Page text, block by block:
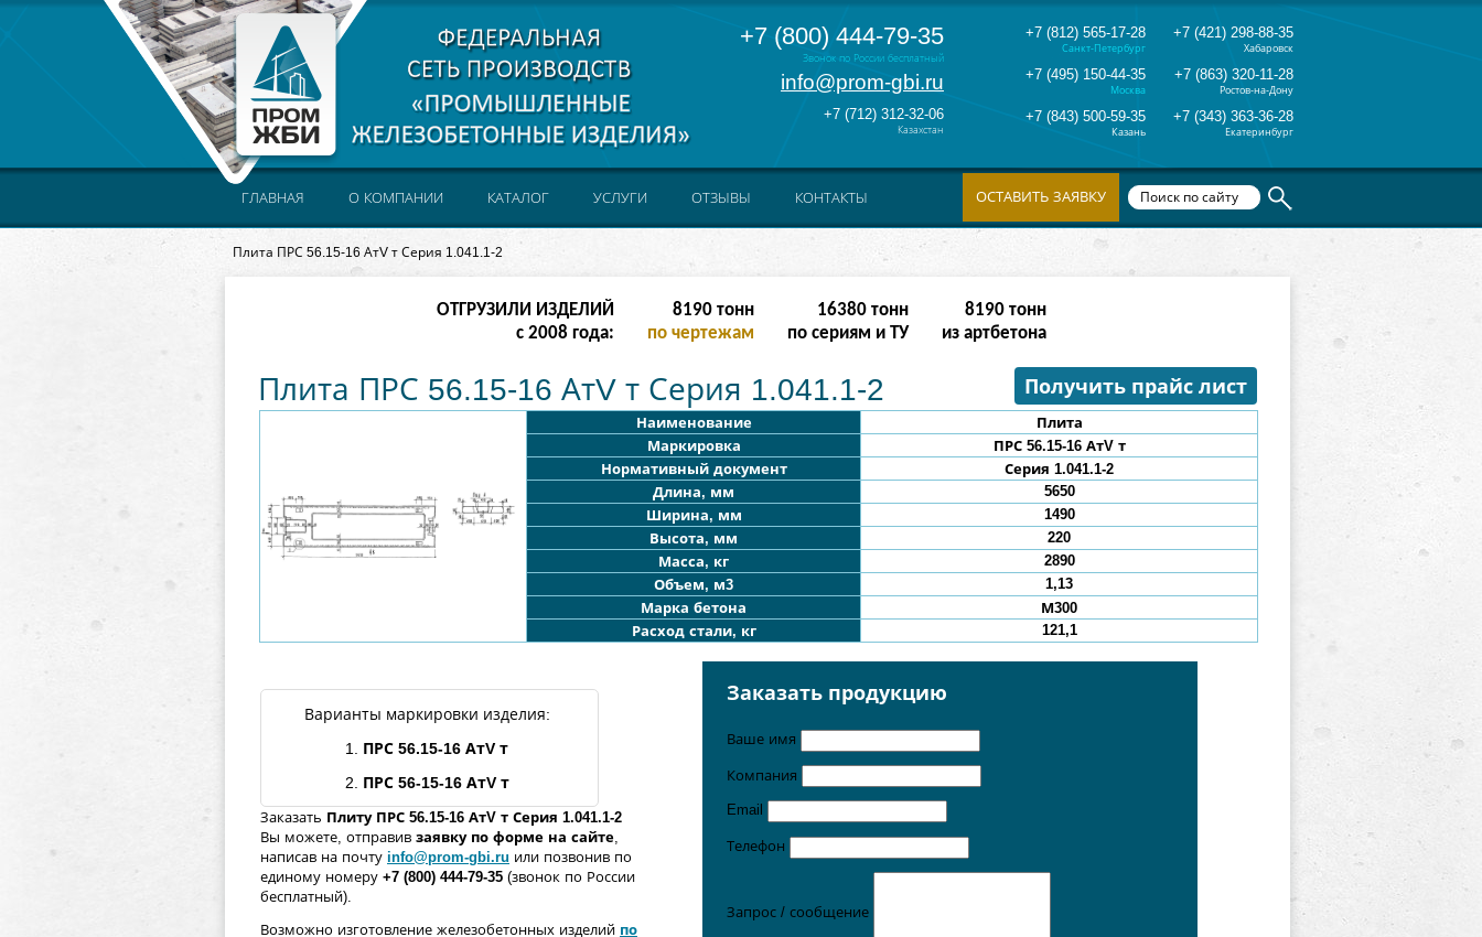
+7 (800) 444-79-35
Звонок по России бесплатный
info@prom-gbi.ru
+7 (712) 312-32-06
Казахстан
+7 (812) 565-17-28
Санкт-Петербург
+7 (421) 298-88-35
Хабаровск
+7 (495) 150-44-35
Москва
+7 (863) 320-11-28
Ростов-на-Дону
+7 (843) 500-59-35
Казань
+7 (343) 363-36-28
Екатеринбург
Плита ПРС 56.15-16 АтV т Серия 1.041.1-2
ГЛАВНАЯ О КОМПАНИИ КАТАЛОГ УСЛУГИ ОТЗЫВЫ КОНТАКТЫ ОСТАВИТЬ ЗАЯВКУ
ОТГРУЗИЛИ ИЗДЕЛИЙ
с 2008 года:
16382тонн
по чертежам
32764тонн
по сериям и ТУ
16382тонн
из артбетона
Получить прайс лист
Плита ПРС 56.15-16 АтV т Серия 1.041.1-2
Наименование
Плита
Маркировка
ПРС 56.15-16 АтV т
Нормативный документ
Серия 1.041.1-2
Длина, мм
5650
Ширина, мм
1490
Высота, мм
220
Масса, кг
2890
Объем, м3
1,13
Марка бетона
М300
Расход стали, кг
121,1
Варианты маркировки изделия:
1. ПРС 56.15-16 АтV т
2.
ПРС 56-15-16 АтV т
Заказать Плиту ПРС 56.15-16 АтV т Серия 1.041.1-2
Вы можете, отправив заявку по форме на сайте,
написав на почту info@prom-gbi.ru или позвонив по
единому номеру +7 (800) 444-79-35 (звонок по России
бесплатный).
Возможно изготовление железобетонных изделий по
Заказать продукцию
Ваше имя
Компания
Email
Телефон
Запрос / сообщение